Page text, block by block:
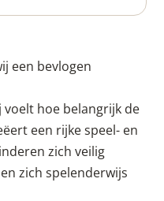
een bevlogen
voelt hoe belangrijk de
een rijke speel- en
zich veilig
zich spelenderwijs